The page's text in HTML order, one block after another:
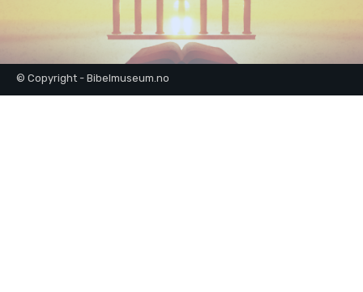
© Copyright - Bibelmuseum.no